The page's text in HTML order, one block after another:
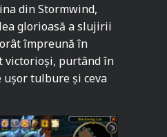
din Stormwind,
glorioasă a slujirii
împreună în
victorioși, purtând în
ușor tulbure și ceva